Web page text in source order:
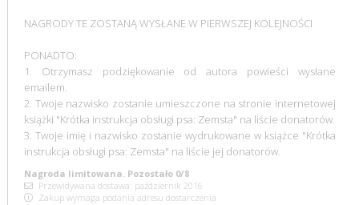
NAGRODY TE ZOSTANĄ WYSŁANE W PIERWSZEJ KOLEJNOŚCI
PONADTO:
1. Otrzymasz podziękowanie od autora powieści wysłane
emailem.
2. Twoje nazwisko zostanie umieszczone na stronie internetowej
książki "Krótka instrukcja obsługi psa: Zemsta" na liście donatorów.
3. Twoje imię i nazwisko zostanie wydrukowane w książce "Krótka
instrukcja obsługi psa: Zemsta" na liście jej donatorów.
Nagroda limitowana. Pozostało 0/8
Przewidywana dostawa: październik 2016
Zakup wymaga podania adresu dostarczenia